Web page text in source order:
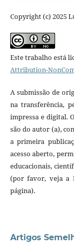
Copyright (c) 2025
Este trabalho está
Attribution-
A submissão de
na transferência,
impressa e digital.
são do autor (a),
a primeira
acesso aberto,
educacionais,
(por favor, veja a
página).
Artigos